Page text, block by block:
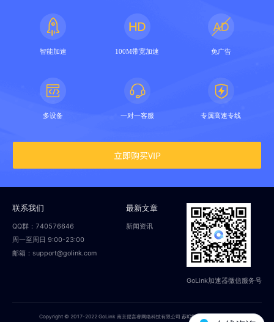
智能加速 100M带宽加速 免广告
多设备 一对一客服 专属高速专线
立即购买VIP
联系我们
QQ群：740576646
周一至周日 9:00-23:00
邮箱：support@golink.com
最新文章
新闻资讯
GoLink加速器微信服务号
Copyright © 2017-2022 GoLink 南京偲言睿网络科技有限公司苏ICP备18014251号-2